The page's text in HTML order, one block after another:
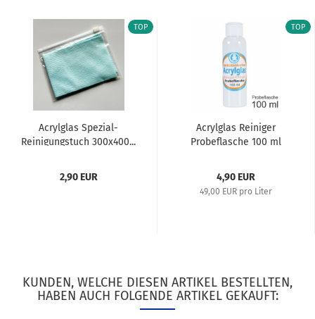
TOP
Acrylglas Spezial-
Reinigungstuch 300x400...
2,90 EUR
TOP
Acrylglas Reiniger
Probeflasche 100 ml
4,90 EUR
49,00 EUR pro Liter
KUNDEN, WELCHE DIESEN ARTIKEL BESTELLTEN,
HABEN AUCH FOLGENDE ARTIKEL GEKAUFT: